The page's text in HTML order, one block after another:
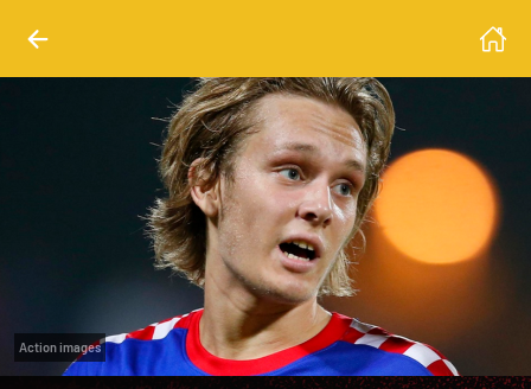
Action images